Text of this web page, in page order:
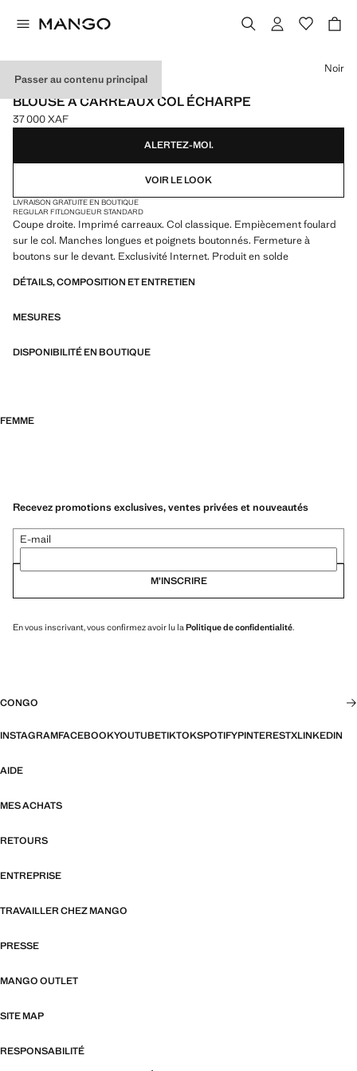
Passer au contenu principal
EXCLUSIVITÉ INTERNET
BLOUSE À CARREAUX COL ÉCHARPE
Prix actuel [37 000 XAF ]
37 000 XAF
Choisissez une couleur
Noir
ALERTEZ-MOI.
VOIR LE LOOK
LIVRAISON GRATUITE EN BOUTIQUE
REGULAR FITLONGUEUR STANDARD
Coupe droite. Imprimé carreaux. Col classique. Empiècement foulard
sur le col. Manches longues et poignets boutonnés. Fermeture à
boutons sur le devant. Exclusivité Internet. Produit en solde
DÉTAILS, COMPOSITION ET ENTRETIEN
MESURES
DISPONIBILITÉ EN BOUTIQUE
FEMME
Recevez promotions exclusives, ventes privées et nouveautés
E-mail
M’INSCRIRE
En vous inscrivant, vous confirmez avoir lu la Politique de confidentialité.
CONGO
INSTAGRAMFACEBOOKYOUTUBETIKTOKSPOTIFYPINTERESTXLINKEDIN
AIDE
MES ACHATS
RETOURS
ENTREPRISE
TRAVAILLER CHEZ MANGO
PRESSE
MANGO OUTLET
SITE MAP
RESPONSABILITÉ